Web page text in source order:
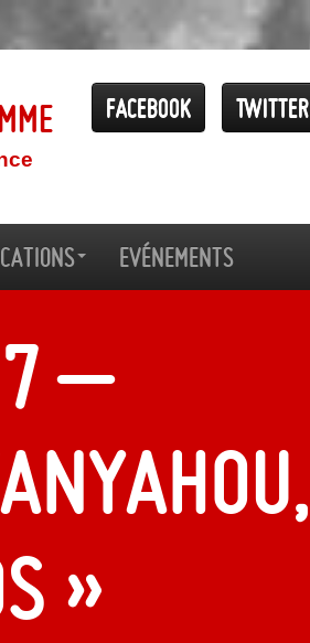
Twitter
Facebook
Evénements
–
»